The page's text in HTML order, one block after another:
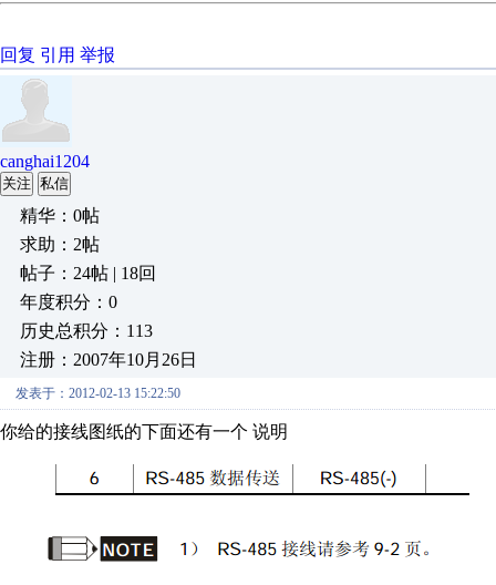
回复 引用 举报
canghai1204
关注 私信
精华：0帖
求助：2帖
帖子：24帖 | 18回
年度积分：0
历史总积分：113
注册：2007年10月26日
发表于：2012-02-13 15:22:50
你给的接线图纸的下面还有一个 说明